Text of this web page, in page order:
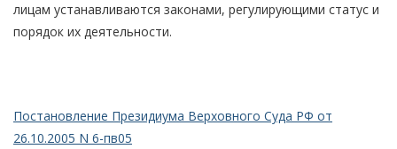
лицам устанавливаются законами, регулирующими статус и
порядок их деятельности.
Постановление Президиума Верховного Суда РФ от
26.10.2005 N 6-пв05